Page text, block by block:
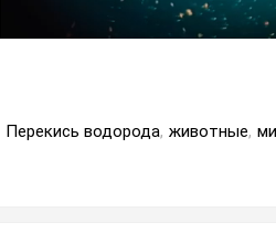
Перекись водорода, животные,